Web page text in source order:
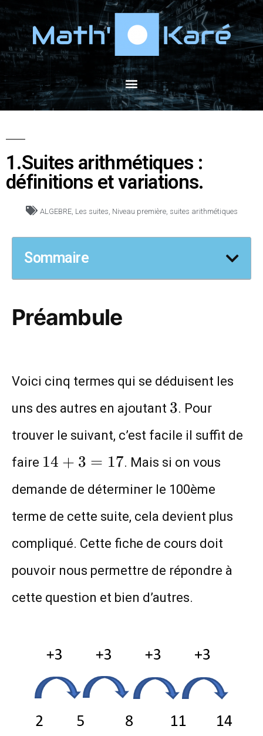
1.Suites arithmétiques :
définitions et variations.
ALGEBRE, Les suites, Niveau première, suites arithmétiques
Sommaire
Préambule
Voici cinq termes qui se déduisent les
uns des autres en ajoutant 3
3. Pour
trouver le suivant, c’est facile il suffit de
faire 14+3=17
14 + 3 = 17. Mais si on vous
demande de déterminer le 100ème
terme de cette suite, cela devient plus
compliqué. Cette fiche de cours doit
pouvoir nous permettre de répondre à
cette question et bien d’autres.